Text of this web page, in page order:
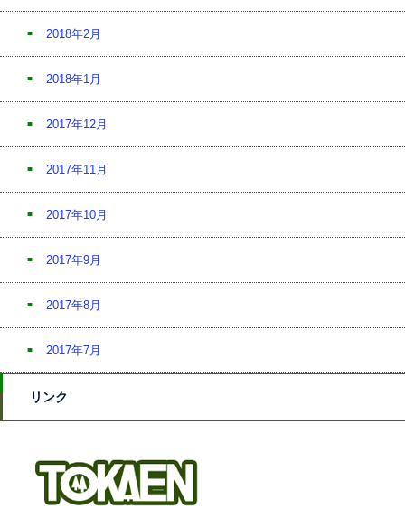
2018年2月
2018年1月
2017年12月
2017年11月
2017年10月
2017年9月
2017年8月
2017年7月
リンク